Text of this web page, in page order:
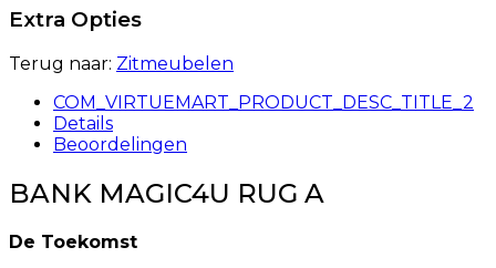
Extra Opties
Terug naar: Zitmeubelen
COM_VIRTUEMART_PRODUCT_DESC_TITLE_2
Details
Beoordelingen
BANK MAGIC4U RUG A
De Toekomst